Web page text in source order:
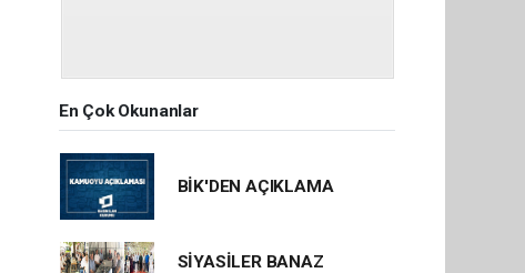
En Çok Okunanlar
BİK'DEN AÇIKLAMA
SİYASİLER BANAZ